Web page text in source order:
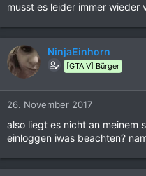
musst es leider immer wieder
NinjaEinhorn
[GTA V] Bürger
26. November 2017
also liegt es nicht an meinem
einloggen iwas beachten?